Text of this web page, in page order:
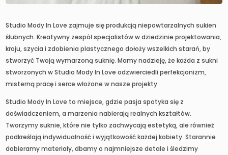
Studio Mody In Love zajmuje się produkcją niepowtarzalnych sukien
ślubnych. Kreatywny zespół specjalistów w dziedzinie projektowania,
kroju, szycia i zdobienia plastycznego dołoży wszelkich starań, by
stworzyć Twoją wymarzoną suknię. Mamy nadzieję, że każda z sukni
stworzonych w Studio Mody In Love odzwierciedli perfekcjonizm,
misterną pracę i serce włożone w nasze projekty.
Studio Mody In Love to miejsce, gdzie pasja spotyka się z
doświadczeniem, a marzenia nabierają realnych kształtów.
Tworzymy suknie, które nie tylko zachwycają estetyką, ale również
podkreślają indywidualność i wyjątkowość każdej kobiety. Starannie
dobieramy materiały, dbamy o najmniejsze detale i śledzimy